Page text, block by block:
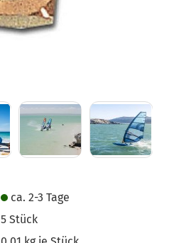
ca. 2-3 Tage
5Stück